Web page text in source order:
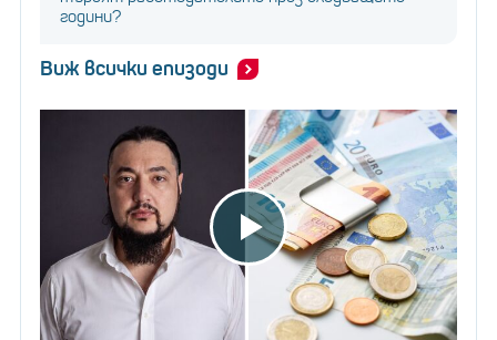
години?
Виж всички епизоди